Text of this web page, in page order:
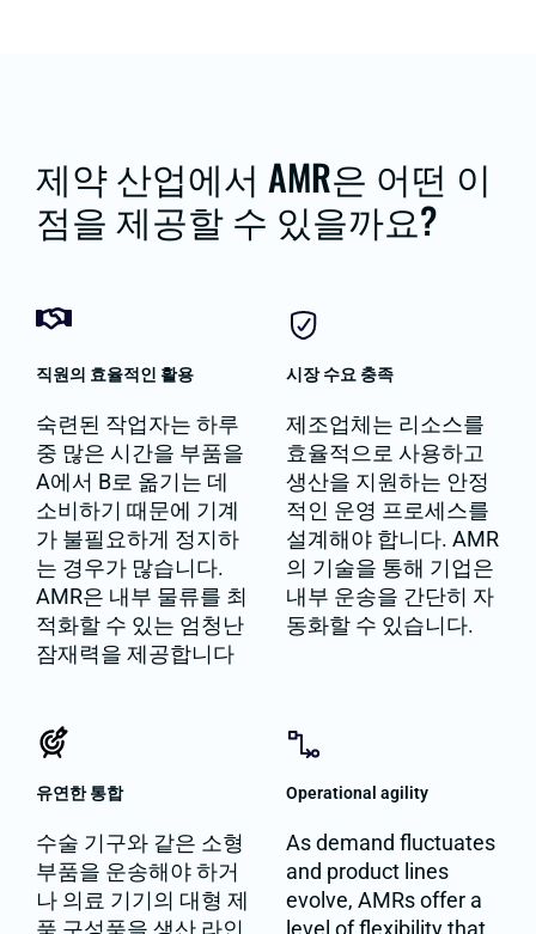
제약 산업에서 AMR은 어떤 이
점을 제공할 수 있을까요?
직원의 효율적인 활용
숙련된 작업자는 하루
중 많은 시간을 부품을
A에서 B로 옮기는 데
소비하기 때문에 기계
가 불필요하게 정지하
는 경우가 많습니다.
AMR은 내부 물류를 최
적화할 수 있는 엄청난
잠재력을 제공합니다
시장 수요 충족
제조업체는 리소스를
효율적으로 사용하고
생산을 지원하는 안정
적인 운영 프로세스를
설계해야 합니다. AMR
의 기술을 통해 기업은
내부 운송을 간단히 자
동화할 수 있습니다.
유연한 통합
수술 기구와 같은 소형
부품을 운송해야 하거
나 의료 기기의 대형 제
품 구성품을 생산 라인
Operational agility
As demand fluctuates
and product lines
evolve, AMRs offer a
level of flexibility that